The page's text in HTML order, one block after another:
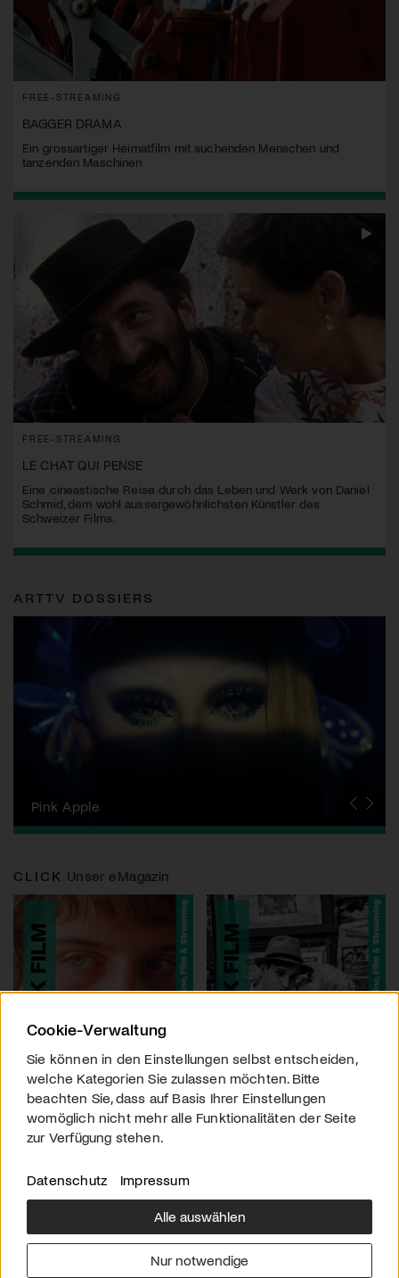
FREE-STREAMING
BAGGER DRAMA
Ein grossartiger Heimatfilm mit suchenden Menschen und
tanzenden Maschinen
FREE-STREAMING
LE CHAT QUI PENSE
Eine cineastische Reise durch das Leben und Werk von Daniel
Schmid, dem wohl aussergewöhnlichsten Künstler des
Schweizer Films.
ARTTV DOSSIERS
Zurich Film Festival
Pink Apple
Locarno Film Festival
Human Rights Film Festival Zurich
Yesh! Neues aus der jüdischen Filmwelt
Neuchâtel International Fantastic Film Festival
Visions du Réel
Berlinale
Solothurner Filmtage
Geneva International Film Festival
CLICK Unser eMagazin
Über uns
Downloads
Werben
Impressum
Cookie-Verwaltung
Sie können in den Einstellungen selbst entscheiden,
welche Kategorien Sie zulassen möchten. Bitte
beachten Sie, dass auf Basis Ihrer Einstellungen
womöglich nicht mehr alle Funktionalitäten der Seite
zur Verfügung stehen.
Datenschutz Impressum
Alle auswählen
Nur notwendige